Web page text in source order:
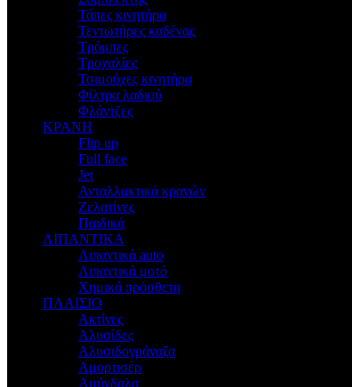
Τάπες κινητήρα
Τεντωτήρες καδένας
Τρόμπες
Τροχαλίες
Τσιμούχες κινητήρα
Φίλτρα λαδιού
Φλάντζες
ΚΡΑΝΗ
Flip up
Full face
Jet
Ανταλλακτικά κρανών
Ζελατίνες
Παιδικά
ΛΙΠΑΝΤΙΚΑ
Λιπαντικά auto
Λιπαντικά μοτό
Χημικά πρόσθετα
ΠΛΑΙΣΙΟ
Ακτίνες
Αλυσίδες
Αλυσιδογράναζα
Αμορτισέρ
Αμύγδαλα